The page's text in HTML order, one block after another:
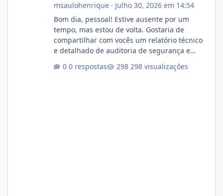
msaulohenrique· Julho 30, 2026 em 14:54
Bom dia, pessoal! Estive ausente por um
tempo, mas estou de volta. Gostaria de
compartilhar com vocês um relatório técnico
e detalhado de auditoria de segurança e
atualmente em circulação e comercialização
0 respostas 298 visualizações